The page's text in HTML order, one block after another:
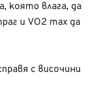
която влага, да
и VO2 max да
с височини